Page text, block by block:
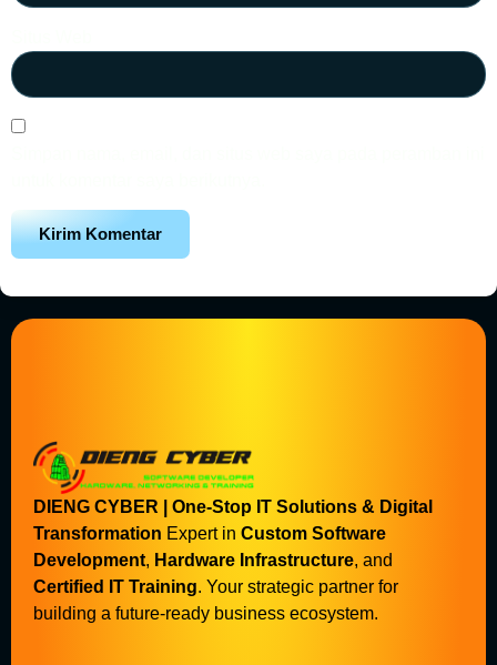
DIENG CYBER | One-Stop IT Solutions & Digital
Transformation Expert in Custom Software
Development, Hardware Infrastructure, and
Certified IT Training. Your strategic partner for
building a future-ready business ecosystem.